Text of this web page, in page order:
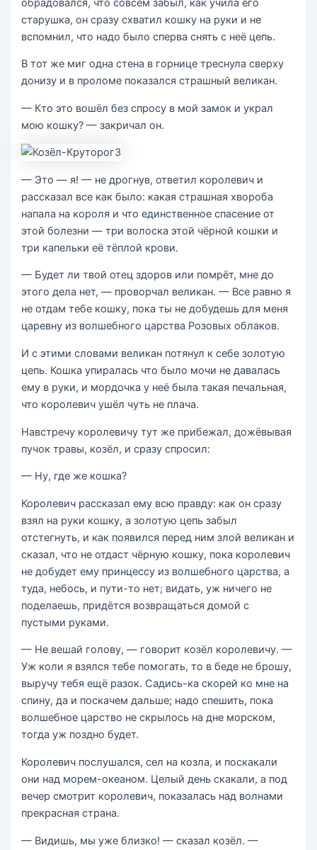
старушка, он сразу схватил кошку на руки и не
вспомнил, что надо было сперва снять с неё цепь.
В тот же миг одна стена в горнице треснула сверху
донизу и в проломе показался страшный великан.
— Кто это вошёл без спросу в мой замок и украл
мою кошку? — закричал он.
— Это — я! — не дрогнув, ответил королевич и
рассказал все как было: какая страшная хвороба
напала на короля и что единственное спасение от
этой болезни — три волоска этой чёрной кошки и
три капельки её тёплой крови.
— Будет ли твой отец здоров или помрёт, мне до
этого дела нет, — проворчал великан. — Все равно я
не отдам тебе кошку, пока ты не добудешь для меня
царевну из волшебного царства Розовых облаков.
И с этими словами великан потянул к себе золотую
цепь. Кошка упиралась что было мочи не давалась
ему в руки, и мордочка у неё была такая печальная,
что королевич ушёл чуть не плача.
Навстречу королевичу тут же прибежал, дожёвывая
пучок травы, козёл, и сразу спросил:
— Ну, где же кошка?
Королевич рассказал ему всю правду: как он сразу
взял на руки кошку, а золотую цепь забыл
отстегнуть, и как появился перед ним злой великан и
сказал, что не отдаст чёрную кошку, пока королевич
не добудет ему принцессу из волшебного царства, а
туда, небось, и пути-то нет; видать, уж ничего не
поделаешь, придётся возвращаться домой с
пустыми руками.
— Не вешай голову, — говорит козёл королевичу. —
Уж коли я взялся тебе помогать, то в беде не брошу,
выручу тебя ещё разок. Садись-ка скорей ко мне на
спину, да и поскачем дальше; надо спешить, пока
волшебное царство не скрылось на дне морском,
тогда уж поздно будет.
Королевич послушался, сел на козла, и поскакали
они над морем-океаном. Целый день скакали, а под
вечер смотрит королевич, показалась над волнами
прекрасная страна.
— Видишь, мы уже близко! — сказал козёл. —